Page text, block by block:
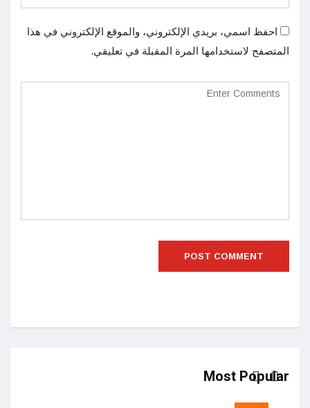
احفظ اسمي، بريدي الإلكتروني، والموقع الإلكتروني في هذا
المتصفح لاستخدامها المرة المقبلة في تعليقي.
Most Popular